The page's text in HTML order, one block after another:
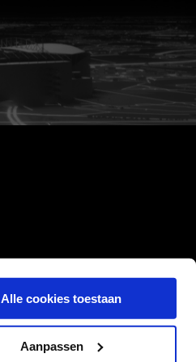
Alle cookies toestaan
Aanpassen